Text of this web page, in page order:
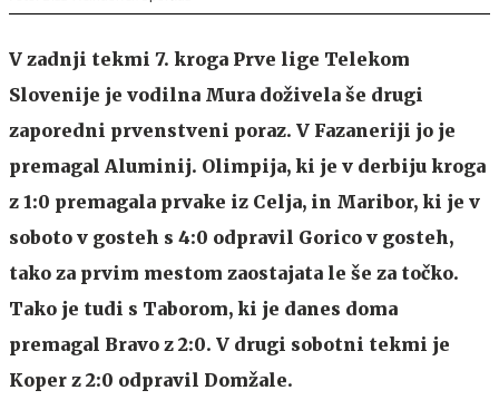
V zadnji tekmi 7. kroga Prve lige Telekom
Slovenije je vodilna Mura doživela še drugi
zaporedni prvenstveni poraz. V Fazaneriji jo je
premagal Aluminij. Olimpija, ki je v derbiju kroga
z 1:0 premagala prvake iz Celja, in Maribor, ki je v
soboto v gosteh s 4:0 odpravil Gorico v gosteh,
tako za prvim mestom zaostajata le še za točko.
Tako je tudi s Taborom, ki je danes doma
premagal Bravo z 2:0. V drugi sobotni tekmi je
Koper z 2:0 odpravil Domžale.